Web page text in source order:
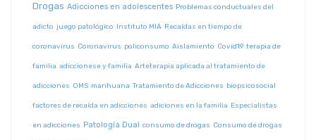
Drogas Adicciones en adolescentes Problemas conductuales del
adicto juego patológico Instituto MIA Recaídas en tiempo de
coronavirus Coronavirus policonsumo Aislamiento Covid19 terapia de
familia adiccionese y familia Arteterapia aplicada al tratamiento de
adicciones OMS marihuana Tratamiento de Adicciones biopsicosocial
factores de recaída en adicciones adiciones en la familia Especialistas
en adicciones Patología Dual consumo de drogas Consumo de drogas